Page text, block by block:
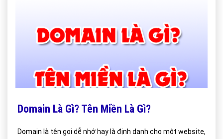
Domain Là Gì? Tên Miền Là Gì?
Domain là tên gọi dễ nhớ hay là định danh cho một website,